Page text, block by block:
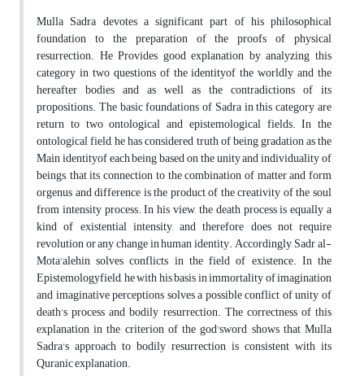
Mulla Sadra devotes a significant part of his philosophical
foundation to the preparation of the proofs of physical
resurrection. He Provides good explanation by analyzing this
category in two questions of the identityof the worldly and the
hereafter bodies and as well as the contradictions of its
propositions. The basic foundations of Sadra in this category are
return to two ontological and epistemological fields. In the
ontological field, he has considered truth of being gradation as the
Main identityof each being based on the unity and individuality of
beings, that its connection to the combination of matter and form
orgenus and difference is the product of the creativity of the soul
from intensity process. In his view, the death process is equally a
kind of existential intensity, and therefore does not require
revolution or any change in human identity. Accordingly, Sadr al-
Mota'alehin solves conflicts in the field of existence. In the
Epistemologyfield, he with his basis in immortality of imagination
and imaginative perceptions solves a possible conflict of unity of
death's process and bodily resurrection. The correctness of this
explanation in the criterion of the god'sword shows that Mulla
Sadra's approach to bodily resurrection is consistent with its
Quranic explanation.